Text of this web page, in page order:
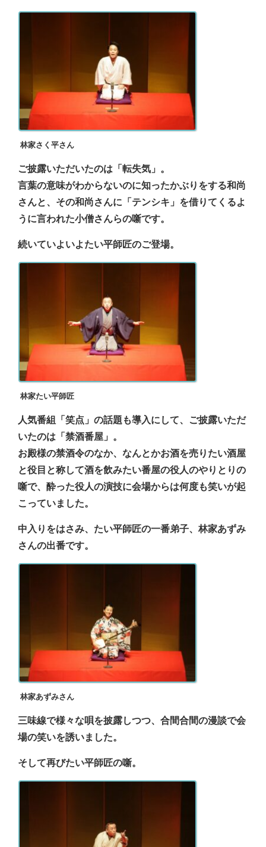
林家さく平さん
ご披露いただいたのは「転失気」。
言葉の意味がわからないのに知ったかぶりをする和尚
さんと、その和尚さんに「テンシキ」を借りてくるよ
うに言われた小僧さんらの噺です。
続いていよいよたい平師匠のご登場。
林家たい平師匠
人気番組「笑点」の話題も導入にして、ご披露いただ
いたのは「禁酒番屋」。
お殿様の禁酒令のなか、なんとかお酒を売りたい酒屋
と役目と称して酒を飲みたい番屋の役人のやりとりの
噺で、酔った役人の演技に会場からは何度も笑いが起
こっていました。
中入りをはさみ、たい平師匠の一番弟子、林家あずみ
さんの出番です。
林家あずみさん
三味線で様々な唄を披露しつつ、合間合間の漫談で会
場の笑いを誘いました。
そして再びたい平師匠の噺。